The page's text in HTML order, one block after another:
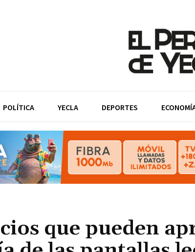
POLÍTICA YECLA DEPORTES
que pueden